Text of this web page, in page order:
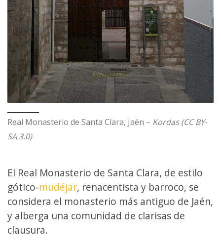
Real Monasterio de Santa Clara, Jaén – Kordas (CC BY-
SA 3.0)
El Real Monasterio de Santa Clara, de estilo
gótico-mudéjar, renacentista y barroco, se
considera el monasterio más antiguo de Jaén,
y alberga una comunidad de clarisas de
clausura.